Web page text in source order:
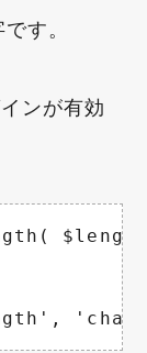
す。
ンが有効